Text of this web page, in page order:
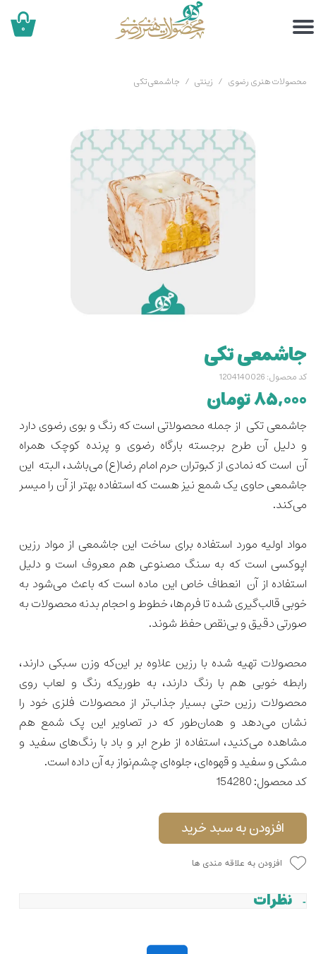
۰
محصولات هنری رضوی زینتی جاشمعی تکی
جاشمعی تکی
کد محصول: 1204140026
۸۵,۰۰۰ تومان
جاشمعی تکی از جمله محصولاتی است که رنگ و بوی رضوی دارد
و دلیل آن طرح برجسته بارگاه رضوی و پرنده کوچک همراه
آن است که نمادی از کبوتران حرم امام رضا(ع) می‌باشد، البته این
جاشمعی حاوی یک شمع نیز هست که استفاده بهتر از آن را میسر
می‌کند.
مواد اولیه مورد استفاده برای ساخت این جاشمعی از مواد رزین
اپوکسی است که به سنگ مصنوعی هم معروف است و دلیل
استفاده از آن انعطاف خاص این ماده است که باعث می‌شود به
خوبی قالب‌گیری شده تا فرم‌ها، خطوط و احجام بدنه محصولات به
صورتی دقیق و بی‌نقص حفظ شوند.
محصولات تهیه شده با رزین علاوه بر این‌که وزن سبکی دارند،
رابطه خوبی هم با رنگ دارند، به طوریکه رنگ و لعاب روی
محصولات رزین حتی بسیار جذاب‌تر از محصولات فلزی خود را
نشان می‌دهد و همان‌طور که در تصاویر این پک شمع هم
مشاهده می‌کنید، استفاده از طرح ابر و باد با رنگ‌های سفید و
مشکی و سفید و قهوه‌ای، جلوه‌ای چشم‌نواز به آن داده است.
کد محصول: 154280
افزودن به سبد خرید
افزودن به علاقه مندی ها
نظرات